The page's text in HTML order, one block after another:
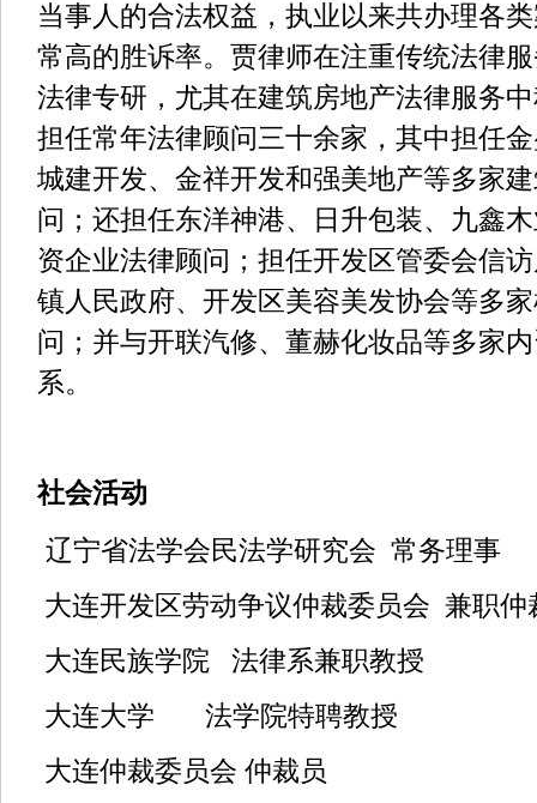
当事人的合法权益，执业以来共办理各
常高的胜诉率。贾律师在注重传统法律
法律专研，尤其在建筑房地产法律服务
担任常年法律顾问三十余家，其中担任
城建开发、金祥开发和强美地产等多家
问；还担任东洋神港、日升包装、九鑫
资企业法律顾问；担任开发区管委会信
镇人民政府、开发区美容美发协会等多
问；并与开联汽修、董赫化妆品等多家
系。
社会活动
辽宁省法学会民法学研究会 常务理事
大连开发区劳动争议仲裁委员会 兼职仲
大连民族学院
法律系兼职教授
大连大学
法学院特聘教授
大连仲裁委员会 仲裁员